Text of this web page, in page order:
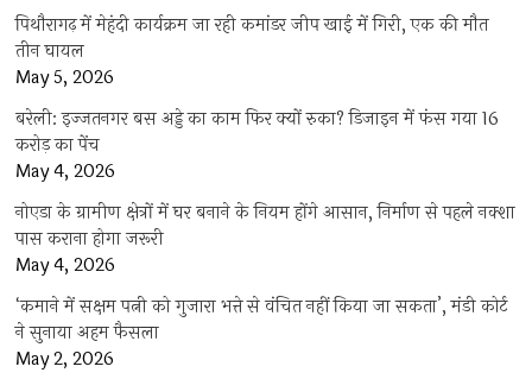
पिथौरागढ़ में मेहंदी कार्यक्रम जा रही कमांडर जीप खाई में गिरी, एक की मौत
तीन घायल
May 5, 2026
बरेली: इज्जतनगर बस अड्डे का काम फिर क्यों रुका? डिजाइन में फंस गया 16
करोड़ का पेंच
May 4, 2026
नोएडा के ग्रामीण क्षेत्रों में घर बनाने के नियम होंगे आसान, निर्माण से पहले नक्शा
पास कराना होगा जरूरी
May 4, 2026
‘कमाने में सक्षम पत्नी को गुजारा भत्ते से वंचित नहीं किया जा सकता’, मंडी कोर्ट
ने सुनाया अहम फैसला
May 2, 2026